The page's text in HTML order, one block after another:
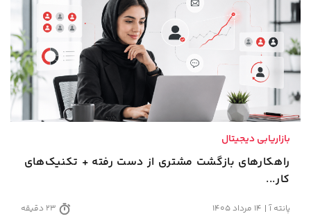
بازاریابی دیجیتال
راهکارهای بازگشت مشتری از دست رفته + تکنیک‌های
کار...
پانته آ 14 مرداد 1405